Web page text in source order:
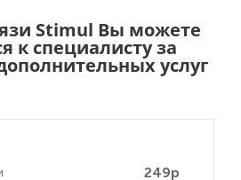
Stimul Вы можете
к специалисту за
услуг
249р